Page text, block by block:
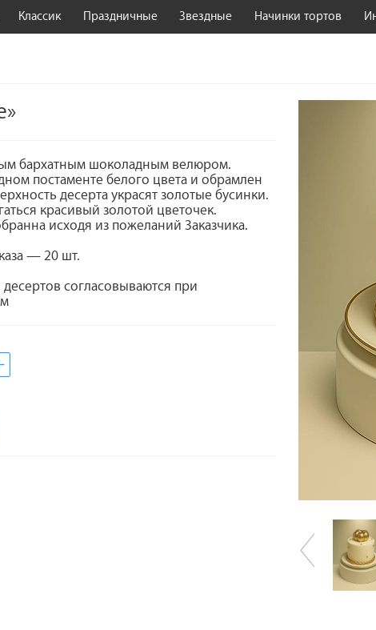
Классик Праздничные Звездные Начинки тортов
бархатным шоколадным велюром.
постаменте белого цвета и обрамлен
десерта украсят золотые бусинки.
красивый золотой цветочек.
исходя из пожеланий Заказчика.
— 20 шт.
согласовываются при